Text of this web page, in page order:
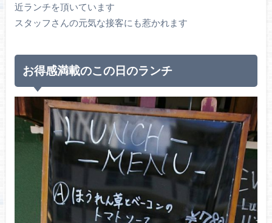
近ランチを頂いています
スタッフさんの元気な接客にも惹かれます
お得感満載のこの日のランチ